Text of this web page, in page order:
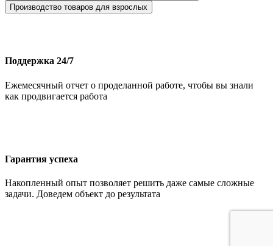
Производство товаров для взрослых
Поддержка 24/7
Ежемесячный отчет о проделанной работе, чтобы вы знали
как продвигается работа
Гарантия успеха
Накопленный опыт позволяет решить даже самые сложные
задачи. Доведем объект до результата